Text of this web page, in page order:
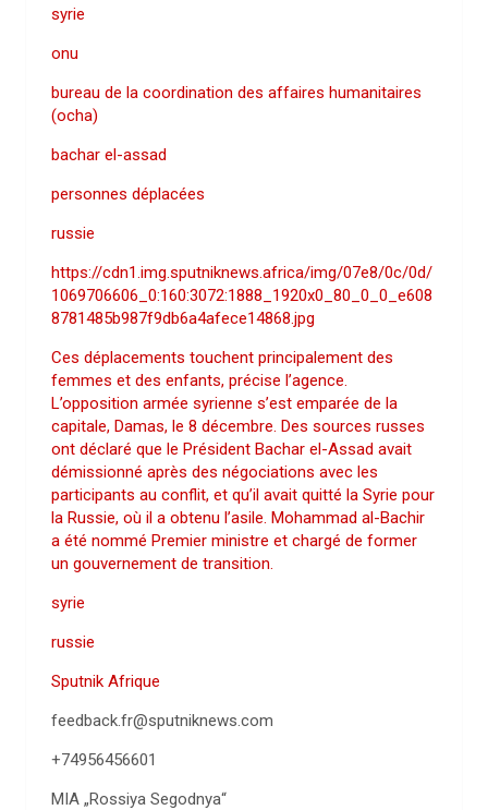
syrie
onu
bureau de la coordination des affaires humanitaires
(ocha)
bachar el-assad
personnes déplacées
russie
https://cdn1.img.sputniknews.africa/img/07e8/0c/0d/
1069706606_0:160:3072:1888_1920x0_80_0_0_e608
8781485b987f9db6a4afece14868.jpg
Ces déplacements touchent principalement des
femmes et des enfants, précise l’agence.
L’opposition armée syrienne s’est emparée de la
capitale, Damas, le 8 décembre. Des sources russes
ont déclaré que le Président Bachar el-Assad avait
démissionné après des négociations avec les
participants au conflit, et qu’il avait quitté la Syrie pour
la Russie, où il a obtenu l’asile. Mohammad al-Bachir
a été nommé Premier ministre et chargé de former
un gouvernement de transition.
syrie
russie
Sputnik Afrique
feedback.fr@sputniknews.com
+74956456601
MIA „Rossiya Segodnya“